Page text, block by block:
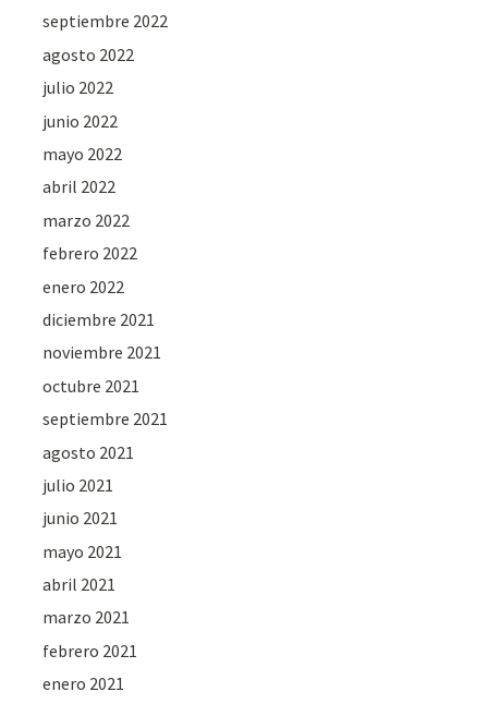
septiembre 2022
agosto 2022
julio 2022
junio 2022
mayo 2022
abril 2022
marzo 2022
febrero 2022
enero 2022
diciembre 2021
noviembre 2021
octubre 2021
septiembre 2021
agosto 2021
julio 2021
junio 2021
mayo 2021
abril 2021
marzo 2021
febrero 2021
enero 2021